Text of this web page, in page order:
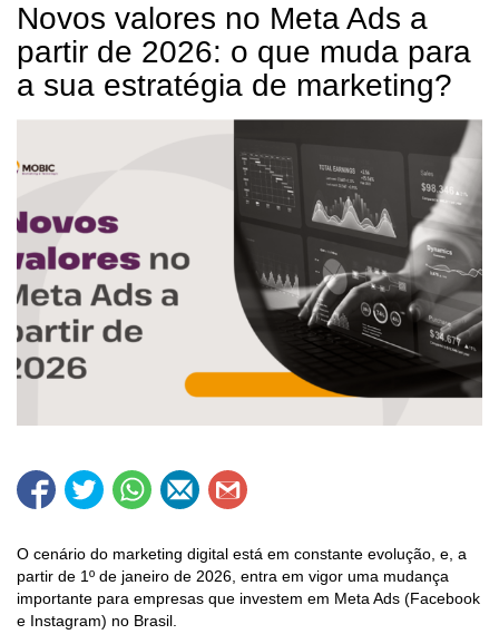
Novos valores no Meta Ads a
partir de 2026: o que muda para
a sua estratégia de marketing?
O cenário do marketing digital está em constante evolução, e, a
partir de 1º de janeiro de 2026, entra em vigor uma mudança
importante para empresas que investem em Meta Ads (Facebook
e Instagram) no Brasil.